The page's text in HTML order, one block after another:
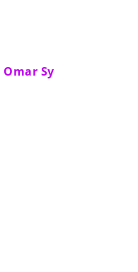
Omar Sy